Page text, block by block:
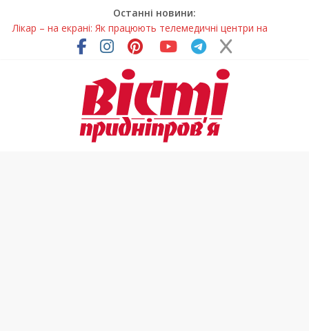
Останні новини:
Лікар – на екрані: Як працюють телемедичні центри на
Дніпропетровщині
У Дніпрі триває масштабна підготовка до опалювального
Пошуки тривають: на Дніпропетровщині досліджують місце
розташування легендарного монастиря (Фото)
Ветерани Дніпропетровщини отримують шанс на власне